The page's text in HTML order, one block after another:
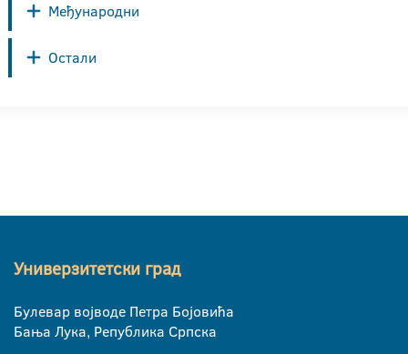
Међународни
Остали
Универзитетски град
Булевар војводе Петра Бојовића
Бања Лука, Република Српска